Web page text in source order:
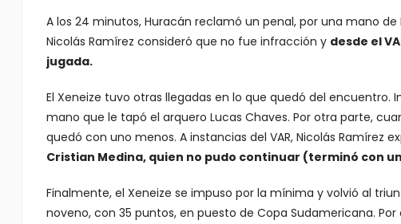
A los 24 minutos, Huracán reclamó un penal, por una mano
Nicolás Ramírez consideró que no fue infracción y desde el
jugada.
El Xeneize tuvo otras llegadas en lo que quedó del encuentro.
mano que le tapó el arquero Lucas Chaves. Por otra parte,
quedó con uno menos. A instancias del VAR, Nicolás Ramírez
Cristian Medina, quien no pudo continuar (terminó con
Finalmente, el Xeneize se impuso por la mínima y volvió al
noveno, con 35 puntos, en puesto de Copa Sudamericana.